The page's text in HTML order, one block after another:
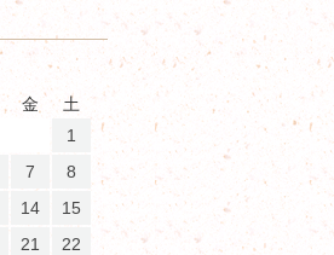
金
土
1
7
8
14
15
21
22